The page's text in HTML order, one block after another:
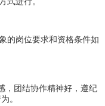
的岗位要求和资格条件如
，团结协作精神好，遵纪
。